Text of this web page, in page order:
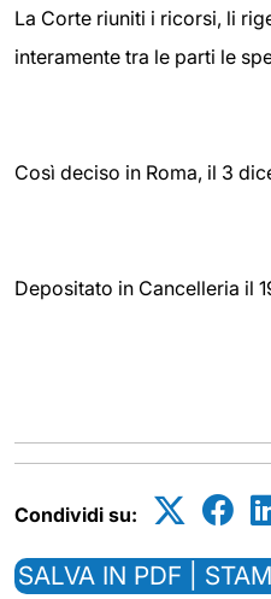
La Corte riuniti i ricorsi, li
interamente tra le parti le
Così deciso in Roma, il 3
Depositato in Cancelleria il
Condividi su:
SALVA IN PDF |